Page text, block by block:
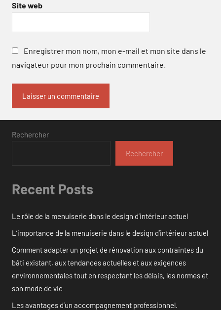
Site web
Enregistrer mon nom, mon e-mail et mon site dans le
navigateur pour mon prochain commentaire.
Rechercher
Rechercher
Recent Posts
Le rôle de la menuiserie dans le design d’intérieur actuel
L’importance de la menuiserie dans le design d’intérieur actuel
Comment adapter un projet de rénovation aux contraintes du
bâti existant, aux tendances actuelles et aux exigences
environnementales tout en respectant les délais, les normes et
son mode de vie
Les avantages d’un accompagnement professionnel.